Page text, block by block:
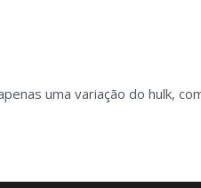
uma variação do hulk,